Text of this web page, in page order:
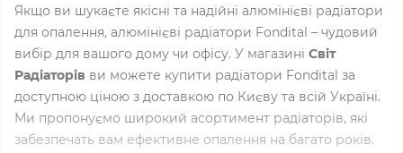
Якщо ви шукаєте якісні та надійні алюмінієві радіатори
для опалення, алюмінієві радіатори Fondital – чудовий
вибір для вашого дому чи офісу. У магазині Світ
Радіаторів ви можете купити радіатори Fondital за
доступною ціною з доставкою по Києву та всій Україні.
Ми пропонуємо широкий асортимент радіаторів, які
забезпечать вам ефективне опалення на багато років.